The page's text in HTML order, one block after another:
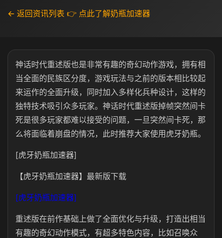
← 返回资讯列表 👉 点此了解奶瓶加速器
神话时代重述版也是非常有趣的奇幻动作游戏，拥有相
当全面的民族区分度，游戏玩法与之前的版本相比较起
来运作的全面升级，同时加入多样化兵种设计，这样的
独特技术吸引众多玩家。神话时代重述版掉帧突然间卡
死是很多玩家都难以接受的问题，一旦突然间卡死，那
么将面临着崩盘的情况，此时推荐大家使用虎牙奶瓶。
[虎牙奶瓶加速器]
【虎牙奶瓶加速器】最新版下载
[虎牙奶瓶加速器]
重述版在前作基础上做了全面优化与升级，打造出相当
有趣的奇幻动作模式，有超多特色内容，比如召唤众